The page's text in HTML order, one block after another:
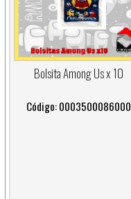
Bolsita Among Us x 10
Código: 0003500086000